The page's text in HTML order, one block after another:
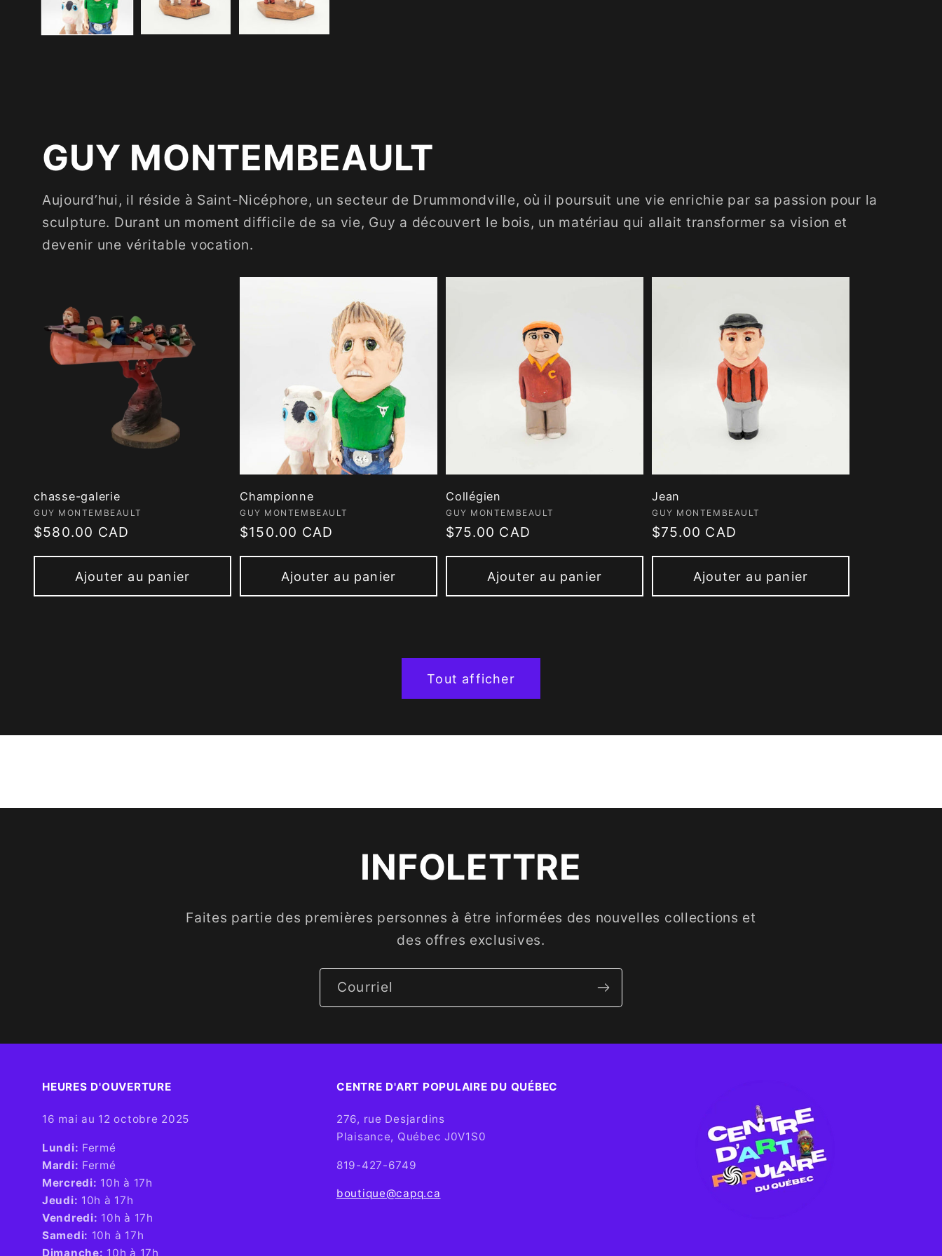
modale
GUY MONTEMBEAULT
Aujourd’hui, il réside à Saint-Nicéphore, un secteur de Drummondville, où il poursuit une vie enrichie par sa passion pour la
sculpture. Durant un moment difficile de sa vie, Guy a découvert le bois, un matériau qui allait transformer sa vision et
devenir une véritable vocation.
chasse-galerie
Fournisseur :
GUY MONTEMBEAULT
Prix
$580.00 CAD
Ajouter au panier
Championne
Fournisseur :
GUY MONTEMBEAULT
Prix
$150.00 CAD
Ajouter au panier
Collégien
Fournisseur :
GUY MONTEMBEAULT
Prix
$75.00 CAD
Ajouter au panier
Jean
Fournisseur :
GUY MONTEMBEAULT
Prix
$75.00 CAD
Ajouter au panier
Tout afficher
INFOLETTRE
Faites partie des premières personnes à être informées des nouvelles collections et
des offres exclusives.
Courriel
HEURES D'OUVERTURE​
16 mai au 12 octobre 2025
​Lundi: Fermé
Mardi: Fermé
Mercredi: 10h à 17h
Jeudi: 10h à 17h
Vendredi: 10h à 17h
Samedi: 10h à 17h
Dimanche: 10h à 17h
CENTRE D'ART POPULAIRE DU QUÉBEC
276, rue Desjardins
Plaisance, Québec J0V1S0
819-427-6749
boutique@capq.ca